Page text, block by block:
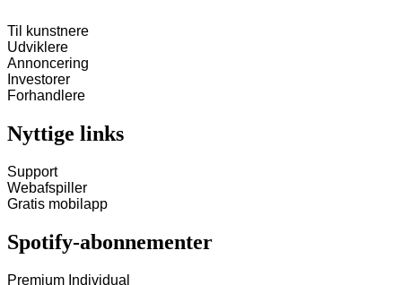
Til kunstnere
Udviklere
Annoncering
Investorer
Forhandlere
Nyttige links
Support
Webafspiller
Gratis mobilapp
Spotify-abonnementer
Premium Individual